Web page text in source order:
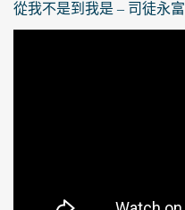
從我不是到我是 – 司徒永富